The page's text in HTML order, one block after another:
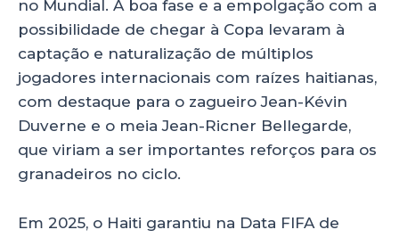
no Mundial. A boa fase e a empolgação com a
possibilidade de chegar à Copa levaram à
captação e naturalização de múltiplos
jogadores internacionais com raízes haitianas,
com destaque para o zagueiro Jean-Kévin
Duverne e o meia Jean-Ricner Bellegarde,
que viriam a ser importantes reforços para os
granadeiros no ciclo.
Em 2025, o Haiti garantiu na Data FIFA de